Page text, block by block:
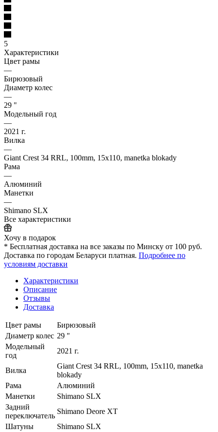
5
Характеристики
Цвет рамы
—
Бирюзовый
Диаметр колес
—
29 "
Модельный год
—
2021 г.
Вилка
—
Giant Crest 34 RRL, 100mm, 15x110, manetka blokady
Рама
—
Алюминий
Манетки
—
Shimano SLX
Все характеристики
Хочу в подарок
* Бесплатная доставка на все заказы по Минску от 100 руб.
Доставка по городам Беларуси платная. Подробнее по
условиям доставки
Характеристики
Описание
Отзывы
Доставка
Цвет рамы
Бирюзовый
Диаметр колес 29 "
Модельный
год
2021 г.
Вилка
Giant Crest 34 RRL, 100mm, 15x110, manetka
blokady
Рама
Алюминий
Манетки
Shimano SLX
Задний
переключатель
Shimano Deore XT
Шатуны
Shimano SLX